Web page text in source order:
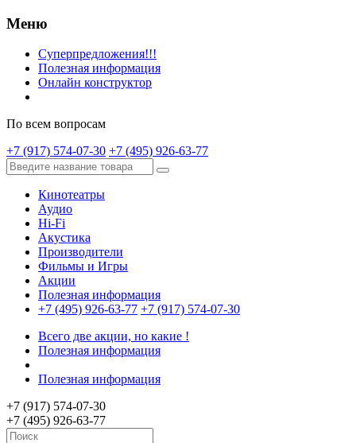
Меню
Суперпредложения!!!
Полезная информация
Онлайн конструктор
По всем вопросам
+7 (917) 574-07-30 +7 (495) 926-63-77
Кинотеатры
Аудио
Hi-Fi
Акустика
Производители
Фильмы и Игры
Акции
Полезная информация
+7 (495) 926-63-77 +7 (917) 574-07-30
Всего две акции, но какие !
Полезная информация
Полезная информация
+7 (917) 574-07-30
+7 (495) 926-63-77